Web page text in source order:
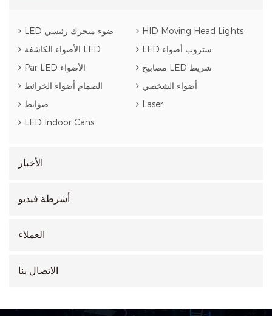
LED ضوء متحرك رئيسي
HID Moving Head Lights
الأضواء الكاشفة LED
LED ستروب أضواء
Par LED الأضواء
مصابيح LED شريط
الصمام أضواء الخرائط
أضواء الشخصي
ضوابط
Laser
LED Indoor Cans
الأخبار
أشرطة فيديو
العملاء
الاتصال بنا